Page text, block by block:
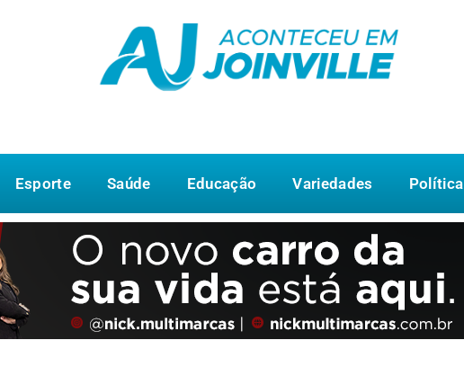
Esporte Saúde Educação Variedades Política